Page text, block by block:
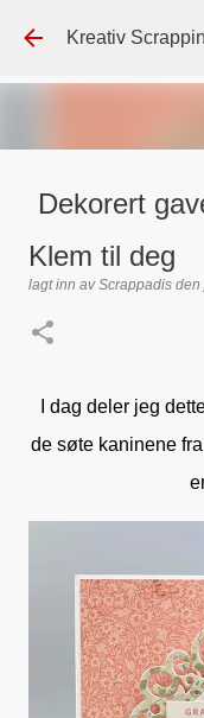
Kreativ
Dekorert
GAVEPOSE / POSEKORT
Klem til deg
lagt inn avScrappadis den
I dag deler jeg
de søte kaninene